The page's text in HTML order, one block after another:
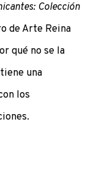
Colección
de Arte Reina
qué no se la
una
los